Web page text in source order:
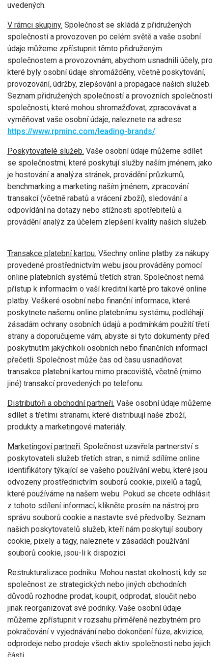
uvedených.
V rámci skupiny. Společnost se skládá z přidružených
společností a provozoven po celém světě a vaše osobní
údaje můžeme zpřístupnit těmto přidruženým
společnostem a provozovnám, abychom usnadnili účely, pro
které byly osobní údaje shromážděny, včetně poskytování,
provozování, údržby, zlepšování a propagace našich služeb.
Seznam přidružených společností a provozních společností
společnosti, které mohou shromažďovat, zpracovávat a
vyměňovat vaše osobní údaje, naleznete na adrese
https://www.rpminc.com/leading-brands/.
Poskytovatelé služeb. Vaše osobní údaje můžeme sdílet
se společnostmi, které poskytují služby naším jménem, jako
je hostování a analýza stránek, provádění průzkumů,
benchmarking a marketing naším jménem, zpracování
transakcí (včetně rabatů a vrácení zboží), sledování a
odpovídání na dotazy nebo stížnosti spotřebitelů a
provádění analýz za účelem zlepšení kvality našich služeb.
Transakce platební kartou. Všechny online platby za nákupy
provedené prostřednictvím webu jsou prováděny pomocí
online platebních systémů třetích stran. Společnost nemá
přístup k informacím o vaší kreditní kartě pro takové online
platby. Veškeré osobní nebo finanční informace, které
poskytnete našemu online platebnímu systému, podléhají
zásadám ochrany osobních údajů a podmínkám použití třetí
strany a doporučujeme vám, abyste si tyto dokumenty před
poskytnutím jakýchkoli osobních nebo finančních informací
přečetli. Společnost může čas od času usnadňovat
transakce platební kartou mimo pracoviště, včetně (mimo
jiné) transakcí provedených po telefonu.
Distributoři a obchodní partneři. Vaše osobní údaje můžeme
sdílet s třetími stranami, které distribuují naše zboží,
produkty a marketingové materiály.
Marketingoví partneři. Společnost uzavřela partnerství s
poskytovateli služeb třetích stran, s nimiž sdílíme online
identifikátory týkající se vašeho používání webu, které jsou
odvozeny prostřednictvím souborů cookie, pixelů a tagů,
které používáme na našem webu. Pokud se chcete odhlásit
z tohoto sdílení informací, klikněte prosím na nástroj pro
správu souborů cookie a nastavte své předvolby. Seznam
našich poskytovatelů služeb, kteří nám poskytují soubory
cookie, pixely a tagy, naleznete v zásadách používání
souborů cookie, jsou-li k dispozici.
Restrukturalizace podniku. Mohou nastat okolnosti, kdy se
společnost ze strategických nebo jiných obchodních
důvodů rozhodne prodat, koupit, odprodat, sloučit nebo
jinak reorganizovat své podniky. Vaše osobní údaje
můžeme zpřístupnit v rozsahu přiměřeně nezbytném pro
pokračování v vyjednávání nebo dokončení fúze, akvizice,
odprodeje nebo prodeje všech aktiv společnosti nebo jejich